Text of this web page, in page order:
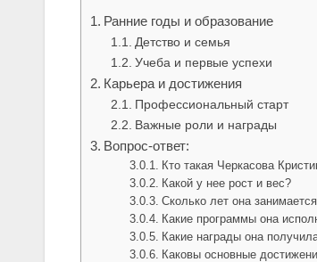
Ранние годы и образование
Детство и семья
Учеба и первые успехи
Карьера и достижения
Профессиональный старт
Важные роли и награды
Вопрос-ответ:
Кто такая Черкасова
Какой у нее рост и вес?
Сколько лет она
Какие программы она
Какие награды она
Каковы основные